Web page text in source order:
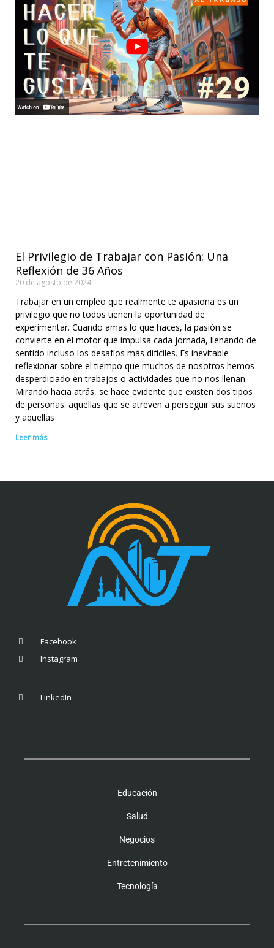
El Privilegio de Trabajar con Pasión: Una
Reflexión de 36 Años
20 de agosto de 2024
Trabajar en un empleo que realmente te apasiona es un
privilegio que no todos tienen la oportunidad de
experimentar. Cuando amas lo que haces, la pasión se
convierte en el motor que impulsa cada jornada, llenando de
sentido incluso los desafíos más difíciles. Es inevitable
reflexionar sobre el tiempo que muchos de nosotros hemos
desperdiciado en trabajos o actividades que no nos llenan.
Mirando hacia atrás, se hace evidente que existen dos tipos
de personas: aquellas que se atreven a perseguir sus sueños
y aquellas
Leer más
Facebook
Instagram
LinkedIn
Educación
Salud
Negocios
Entretenimiento
Tecnología